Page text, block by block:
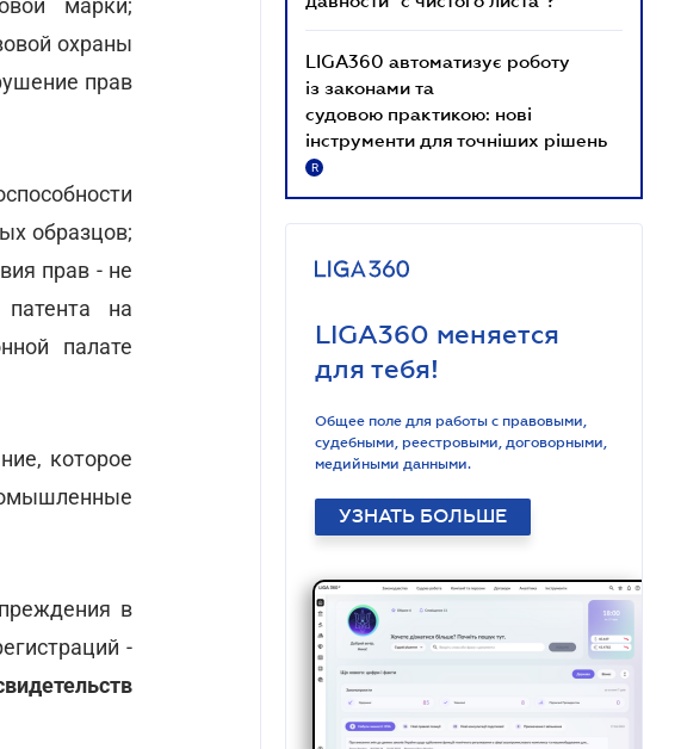
марки;
охраны
прав
образцов;
прав - не
на
палате
которое
в
-
LIGA360 автоматизує роботу
із законами та
судовою практикою: нові
інструменти для точніших рішень
R
LIGA360 меняется
для тебя!
Общее поле для работы с правовыми,
судебными, реестровыми, договорными,
медийными данными.
УЗНАТЬ БОЛЬШЕ